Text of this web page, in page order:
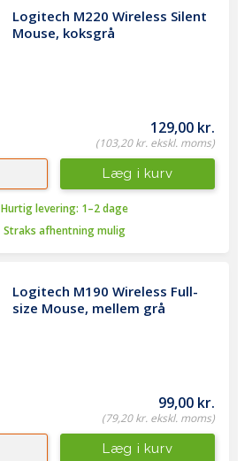
Logitech M220 Wireless Silent
Mouse, koksgrå
129,00 kr.
(103,20 kr. ekskl. moms)
Hurtig levering: 1–2 dage
Straks afhentning mulig
Læg i kurv
Logitech M190 Wireless Full-
size Mouse, mellem grå
99,00 kr.
(79,20 kr. ekskl. moms)
Læg i kurv